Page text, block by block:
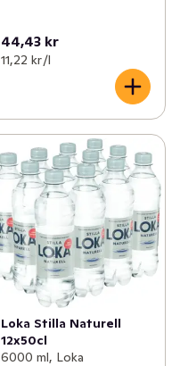
44,43 kr
11,22 kr /l
Loka Stilla Naturell
12x50cl
6000 ml, Loka